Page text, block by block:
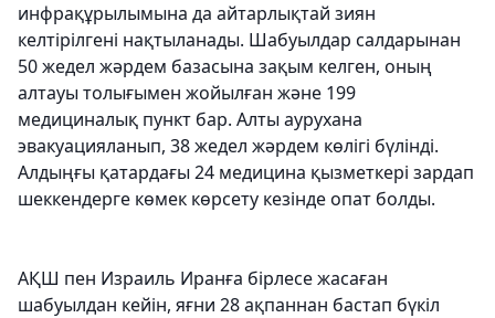
инфрақұрылымына да айтарлықтай зиян
келтірілгені нақтыланады. Шабуылдар салдарынан
50 жедел жәрдем базасына зақым келген, оның
алтауы толығымен жойылған және 199
медициналық пункт бар. Алты аурухана
эвакуацияланып, 38 жедел жәрдем көлігі бүлінді.
Алдыңғы қатардағы 24 медицина қызметкері зардап
шеккендерге көмек көрсету кезінде опат болды.
АҚШ пен Израиль Иранға бірлесе жасаған
шабуылдан кейін, яғни 28 ақпаннан бастап бүкіл